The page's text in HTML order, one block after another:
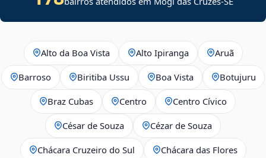
Alto da Boa Vista Alto Ipiranga Aruã
Barroso Biritiba Ussu Boa Vista Botujuru
Braz Cubas Centro Centro Cívico
César de Souza Cézar de Souza
Chácara Cruzeiro do Sul Chácara das Flores